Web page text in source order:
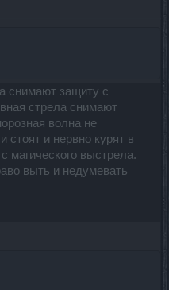
снимают защиту с
стрела снимают
волна не
стоят и нервно курят в
магического выстрела.
выть и недумевать